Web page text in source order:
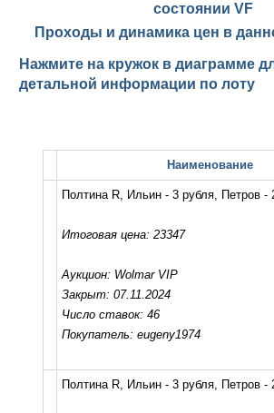
состоянии VF
Проходы и динамика цен в
Нажмите на кружок в диаграмме
детальной информации по лоту
Наименование
Полтина R, Ильин - 3 рубля, Петров -
Итоговая цена: 23347
Аукцион: Wolmar VIP
Закрыт: 07.11.2024
Число ставок: 46
Покупатель: eugeny1974
Полтина R, Ильин - 3 рубля, Петров -